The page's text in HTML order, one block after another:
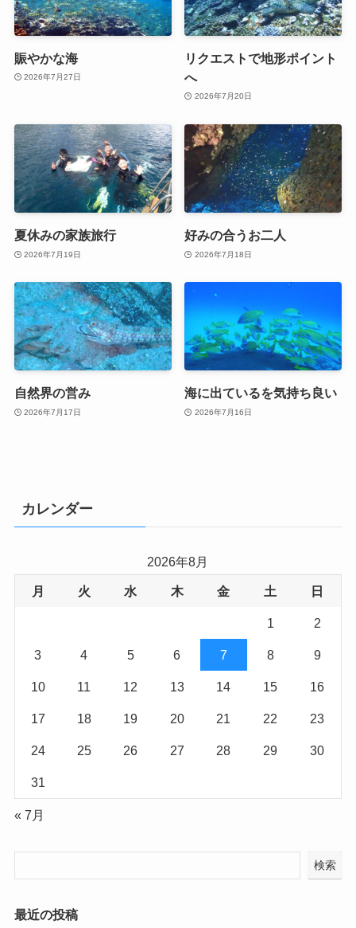
賑やかな海
2026年7月27日
リクエストで地形ポイント
へ
2026年7月20日
夏休みの家族旅行
2026年7月19日
好みの合うお二人
2026年7月18日
自然界の営み
2026年7月17日
海に出ているを気持ち良い
2026年7月16日
カレンダー
2026年8月
月 火 水 木 金 土 日
1 2
3 4 5 6 7 8 9
10 11 12 13 14 15 16
17 18 19 20 21 22 23
24 25 26 27 28 29 30
31
« 7月
検索
最近の投稿